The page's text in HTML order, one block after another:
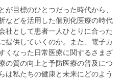
が目標のひとつだった時代から、
などを活用した個別化医療の時代
社として患者一人ひとりに合った
提供していくのか。また、電子カ
くなった日常医療に関するさまざ
の質の向上と予防医療の普及につ
は私たちの健康と未来にどのよう